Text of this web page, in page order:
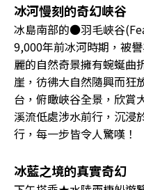
冰河慢刻的奇幻峽谷
冰島南部的●羽毛峽谷
9,000年前冰河時期，被
麗的自然奇景擁有蜿蜒曲
崖，彷彿大自然隨興而狂
台，俯瞰峽谷全景，欣賞
溪流低處涉水前行，沉浸
行，每一步皆令人驚嘆！
冰藍之境的真實奇幻